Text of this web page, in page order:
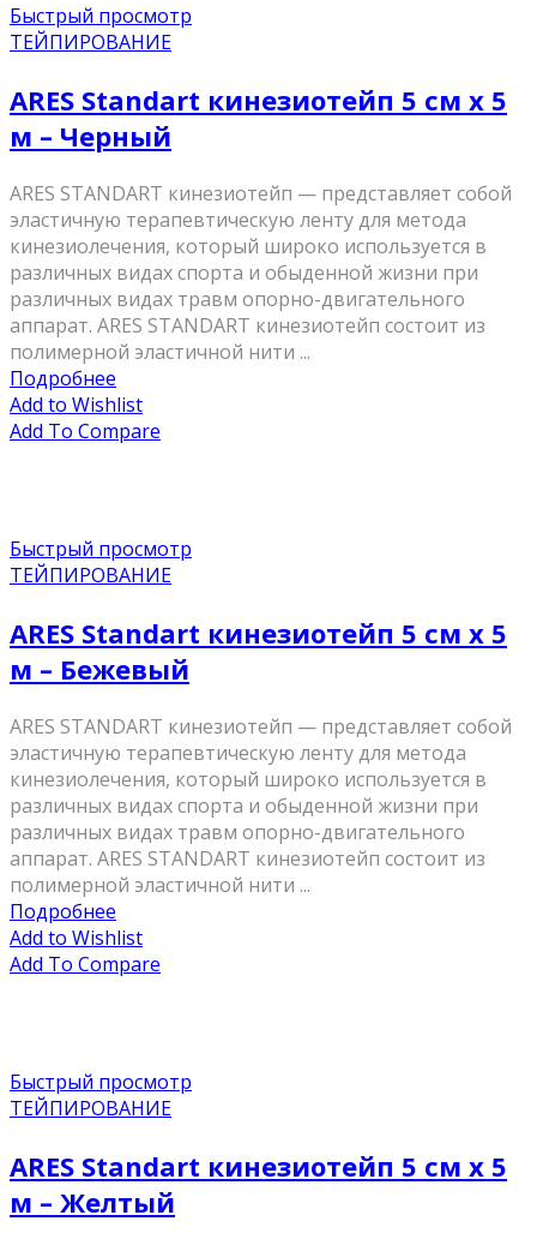
Быстрый просмотр
ТЕЙПИРОВАНИЕ
ARES Standart кинезиотейп 5 см х 5
м – Черный
ARES STANDART кинезиотейп — представляет собой
эластичную терапевтическую ленту для метода
кинезиолечения, который широко используется в
различных видах спорта и обыденной жизни при
различных видах травм опорно-двигательного
аппарат. ARES STANDART кинезиотейп состоит из
полимерной эластичной нити ...
Подробнее
Add to Wishlist
Add To Compare
Быстрый просмотр
ТЕЙПИРОВАНИЕ
ARES Standart кинезиотейп 5 см х 5
м – Бежевый
ARES STANDART кинезиотейп — представляет собой
эластичную терапевтическую ленту для метода
кинезиолечения, который широко используется в
различных видах спорта и обыденной жизни при
различных видах травм опорно-двигательного
аппарат. ARES STANDART кинезиотейп состоит из
полимерной эластичной нити ...
Подробнее
Add to Wishlist
Add To Compare
Быстрый просмотр
ТЕЙПИРОВАНИЕ
ARES Standart кинезиотейп 5 см х 5
м – Желтый